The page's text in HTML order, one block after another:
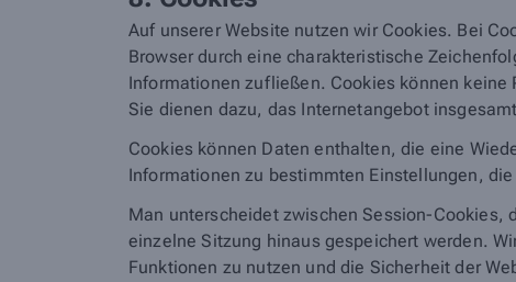
Auf unserer Website nutzen wir Cookies. Bei
Browser durch eine charakteristische
Informationen zufließen. Cookies können keine
Sie dienen dazu, das Internetangebot
Cookies können Daten enthalten, die eine
Informationen zu bestimmten Einstellungen,
Man unterscheidet zwischen Session-Cookies,
einzelne Sitzung hinaus gespeichert werden.
Funktionen zu nutzen und die Sicherheit der